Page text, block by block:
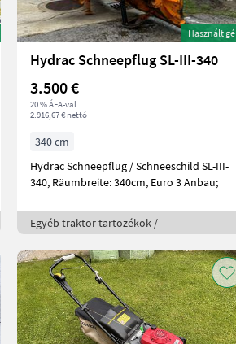
Használt
Hydrac Schneepflug SL-III-340
3.500 €
20 % ÁFA-val
2.916,67 € nettó
340 cm
Hydrac Schneepflug / Schneeschild SL-III-
340, Räumbreite: 340cm, Euro 3 Anbau;
Egyéb traktor tartozékok /